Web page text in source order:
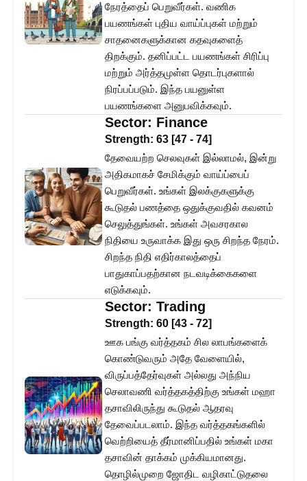
நேரத்தைப் பெறுவீர்கள். வணிக
பயணங்கள் புதிய வாய்ப்புகள் மற்றும்
சாதனைகளுக்கான கதவுகளைத்
திறக்கும். தனிப்பட்ட பயணங்கள் சிரிப்பு
மற்றும் அர்த்தமுள்ள தொடர்புகளால்
நிரப்பப்படும். இந்த பயனுள்ள
பயணங்களை அனுபவிக்கவும்.
Sector: Finance
Strength: 63 [47 - 74]
தேவையற்ற செலவுகள் இல்லாமல், இன்று
அதிகமாகச் சேமிக்கும் வாய்ப்பைப்
பெறுவீர்கள். உங்கள் இலக்குகளுக்கு
கூடுதல் பணத்தை ஒதுக்குவதில் கவனம்
செலுத்துங்கள். உங்கள் அவசரகால
நிதியை உருவாக்க இது ஒரு சிறந்த நேரம்.
சிறந்த நிதி எதிர்காலத்தைப்
பாதுகாப்பதற்கான நடவடிக்கைகளை
எடுக்கவும்.
Sector: Trading
Strength: 60 [43 - 72]
ஊக பங்கு வர்த்தகம் சில லாபங்களைக்
கொண்டுவரும் அதே வேளையில்,
விருப்பத்தேர்வுகள் அல்லது அந்நிய
செலாவணி வர்த்தகத்திற்கு உங்கள் மஹா
தசாவிலிருந்து கூடுதல் ஆதரவு
தேவைப்படலாம். இந்த வர்த்தகங்களில்
வெற்றியைத் தீர்மானிப்பதில் உங்கள் மகா
தசாவின் தாக்கம் முக்கியமானது.
தொழில்முறை ஜோதிட வழிகாட்டுதலை